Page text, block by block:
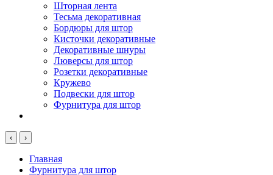
Шторная лента
Тесьма декоративная
Бордюры для штор
Кисточки декоративные
Декоративные шнуры
Люверсы для штор
Розетки декоративные
Кружево
Подвески для штор
Фурнитура для штор
‹ ›
Главная
Фурнитура для штор